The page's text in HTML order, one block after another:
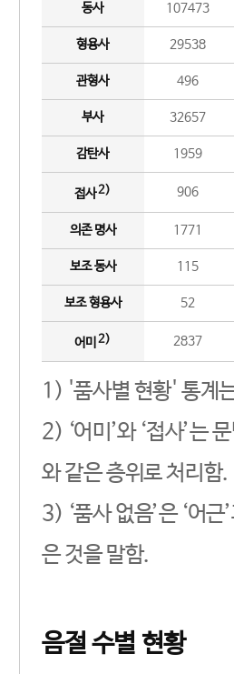
동사 107473
형용사 29538
관형사 496
부사 32657
감탄사 1959
접사2) 906
의존 명사 1771
보조 동사 115
보조 형용사 52
어미 2) 2837
1) '품사별 현황' 통계
2) ‘어미’와 ‘접사’는
와 같은 층위로 처리함.
3) ‘품사 없음’은 ‘어
은 것을 말함.
음절 수별 현황